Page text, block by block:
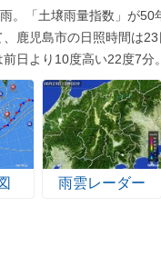
。「土壌雨量指数」が
鹿児島市の日照時間は
日より10度高い22度7分。
雨雲レーダー